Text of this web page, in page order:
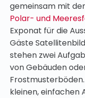
gemeinsam mit
Polar- und
Exponat für die
Gäste
stehen zwei
von Gebäuden
kleinen, einfachen